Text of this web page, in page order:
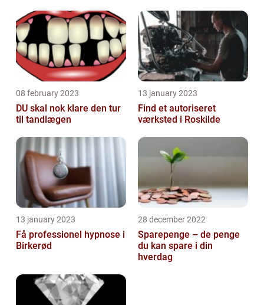
08 february 2023
DU skal nok klare den tur
til tandlægen
13 january 2023
Find et autoriseret
værksted i Roskilde
13 january 2023
Få professionel hypnose i
Birkerød
28 december 2022
Sparepenge – de penge
du kan spare i din
hverdag